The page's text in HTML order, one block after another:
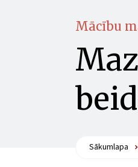
Mācību
Sākumlapa